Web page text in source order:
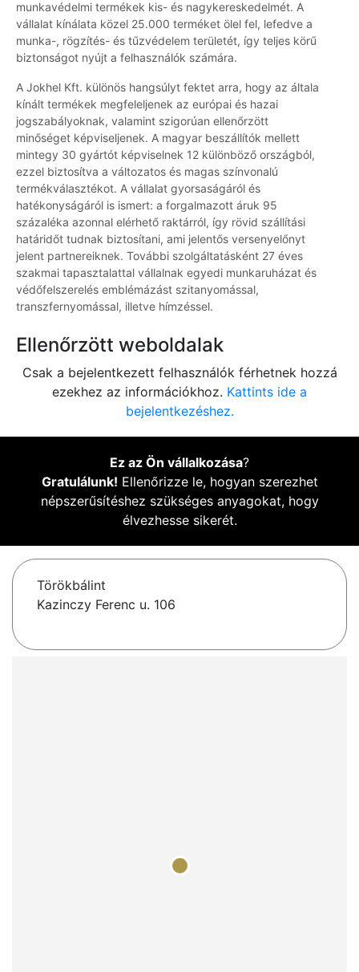
munkavédelmi termékek kis- és nagykereskedelmét. A
vállalat kínálata közel 25.000 terméket ölel fel, lefedve a
munka-, rögzítés- és tűzvédelem területét, így teljes körű
biztonságot nyújt a felhasználók számára.
A Jokhel Kft. különös hangsúlyt fektet arra, hogy az általa
kínált termékek megfeleljenek az európai és hazai
jogszabályoknak, valamint szigorúan ellenőrzött
minőséget képviseljenek. A magyar beszállítók mellett
mintegy 30 gyártót képviselnek 12 különböző országból,
ezzel biztosítva a változatos és magas színvonalú
termékválasztékot. A vállalat gyorsaságáról és
hatékonyságáról is ismert: a forgalmazott áruk 95
százaléka azonnal elérhető raktárról, így rövid szállítási
határidőt tudnak biztosítani, ami jelentős versenyelőnyt
jelent partnereiknek. További szolgáltatásként 27 éves
szakmai tapasztalattal vállalnak egyedi munkaruházat és
védőfelszerelés emblémázást szitanyomással,
transzfernyomással, illetve hímzéssel.
Ellenőrzött weboldalak
Csak a bejelentkezett felhasználók férhetnek hozzá
ezekhez az információkhoz. Kattints ide a
bejelentkezéshez.
Ez az Ön vállalkozása?
Gratulálunk! Ellenőrizze le, hogyan szerezhet
népszerűsítéshez szükséges anyagokat, hogy
élvezhesse sikerét.
Törökbálint
Kazinczy Ferenc u. 106